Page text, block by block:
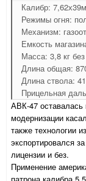
Калибр:
Режимы огня:
Механизм:
Емкость
Масса: 3,8 кг
Длина общая:
Длина ствола:
Прицельная
АВК-47
модернизации
также технологии
экспортировался
лицензии и без.
Применение
патрона калибра